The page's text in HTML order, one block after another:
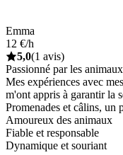
Emma
12 €/h
5,0(1 avis)
Passionné par les
Mes expériences avec
m'ont appris à garantir la
Promenades et câlins, un
Amoureux des animaux
Fiable et responsable
Dynamique et souriant